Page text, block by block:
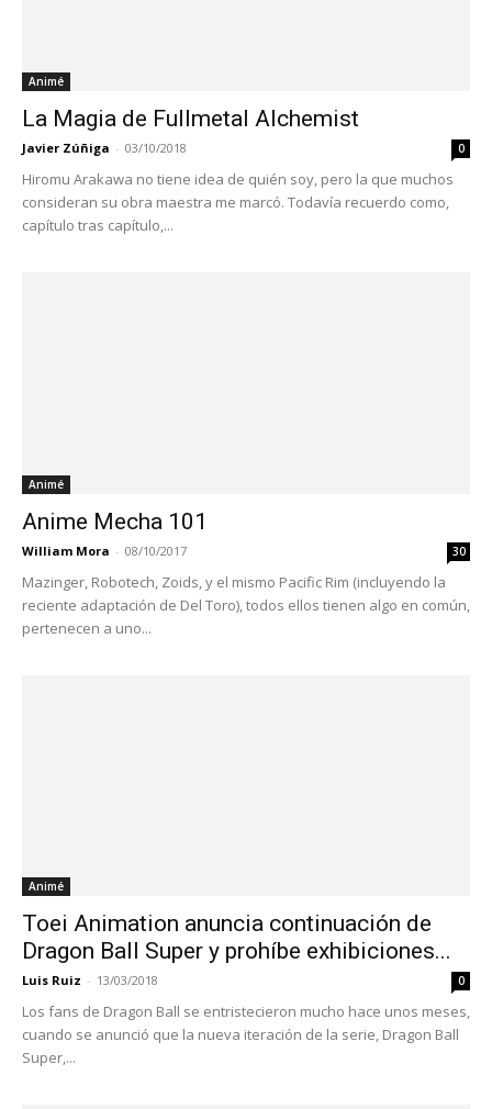
Animé
La Magia de Fullmetal Alchemist
Javier Zúñiga - 03/10/2018 0
Hiromu Arakawa no tiene idea de quién soy, pero la que muchos
consideran su obra maestra me marcó. Todavía recuerdo como,
capítulo tras capítulo,...
Animé
Anime Mecha 101
William Mora - 08/10/2017 30
Mazinger, Robotech, Zoids, y el mismo Pacific Rim (incluyendo la
reciente adaptación de Del Toro), todos ellos tienen algo en común,
pertenecen a uno...
Animé
Toei Animation anuncia continuación de
Dragon Ball Super y prohíbe exhibiciones...
Luis Ruiz - 13/03/2018 0
Los fans de Dragon Ball se entristecieron mucho hace unos meses,
cuando se anunció que la nueva iteración de la serie, Dragon Ball
Super,...